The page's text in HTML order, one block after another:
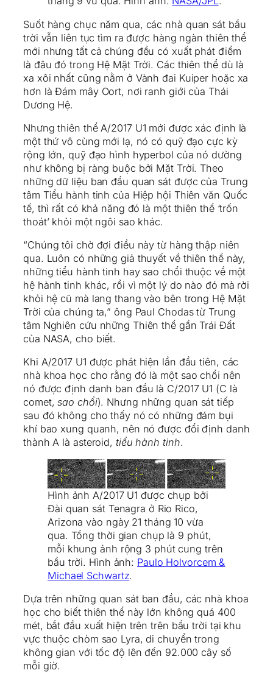
Suốt hàng chục năm qua, các nhà quan sát bầu
trời vẫn liên tục tìm ra được hàng ngàn thiên thể
mới nhưng tất cả chúng đều có xuất phát điểm
là đâu đó trong Hệ Mặt Trời. Các thiên thể dù là
xa xôi nhất cũng nằm ở Vành đai Kuiper hoặc xa
hơn là Đám mây Oort, nơi ranh giới của Thái
Dương Hệ.
Nhưng thiên thể A/2017 U1 mới được xác định là
một thứ vô cùng mới lạ, nó có quỹ đạo cực kỳ
rộng lớn, quỹ đạo hình hyperbol của nó dường
như không bị ràng buộc bởi Mặt Trời. Theo
những dữ liệu ban đầu quan sát được của Trung
tâm Tiểu hành tinh của Hiệp hội Thiên văn Quốc
tế, thì rất có khả năng đó là một thiên thể ‘trốn
thoát’ khỏi một ngôi sao khác.
“Chúng tôi chờ đợi điều này từ hàng thập niên
qua. Luôn có những giả thuyết về thiên thể này,
những tiểu hành tinh hay sao chổi thuộc về một
hệ hành tinh khác, rồi vì một lý do nào đó mà rời
khỏi hệ cũ mà lang thang vào bên trong Hệ Mặt
Trời của chúng ta,” ông Paul Chodas từ Trung
tâm Nghiên cứu những Thiên thể gần Trái Đất
của NASA, cho biết.
Khi A/2017 U1 được phát hiện lần đầu tiên, các
nhà khoa học cho rằng đó là một sao chổi nên
nó được định danh ban đầu là C/2017 U1 (C là
comet,sao chổi). Nhưng những quan sát tiếp
sau đó không cho thấy nó có những đám bụi
khí bao xung quanh, nên nó được đổi định danh
thành A là asteroid, tiểu hành tinh.
Hình ảnh A/2017 U1 được chụp bởi
Đài quan sát Tenagra ở Rio Rico,
Arizona vào ngày 21 tháng 10 vừa
qua. Tổng thời gian chụp là 9 phút,
mỗi khung ảnh rộng 3 phút cung trên
bầu trời. Hình ảnh: Paulo Holvorcem &
Michael Schwartz.
Dựa trên những quan sát ban đầu, các nhà khoa
học cho biết thiên thể này lớn không quá 400
mét, bắt đầu xuất hiện trên trên bầu trời tại khu
vực thuộc chòm sao Lyra, di chuyển trong
không gian với tốc độ lên đến 92.000 cây số
mỗi giờ.